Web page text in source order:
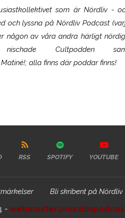
som ärNördliv-
och lyssna på Nördliv Podcast
någon av våra andra härligt
Cultpodden
alla finns där poddar finns!
RSS SPOTIFY YOUTUBE
Bli skribent på Nördliv
-